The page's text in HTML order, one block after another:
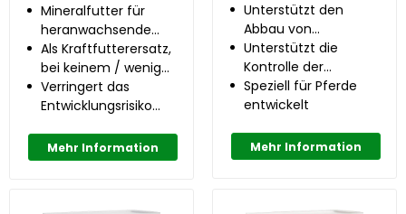
Mineralfutter für
heranwachsende
Fohlen und tragende
Stuten
Als Kraftfutterersatz,
bei keinem / wenig
Kraftfutter
Verringert das
Entwicklungsrisiko
zu 50%
Mehr Information
Unterstützt den
Abbau von
Mykotoxinen
Unterstützt die
Kontrolle der
Wirkung von
Mykotoxinen
Speziell für Pferde
entwickelt
Mehr Information